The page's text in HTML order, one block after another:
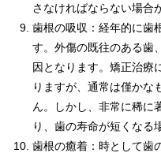
さなければならない場合
歯根の吸収：経年的に歯
す。外傷の既往のある歯
因となります。矯正治療
りますが、通常は僅かな
ん。しかし、非常に稀に
り、歯の寿命が短くなる
歯根の癒着：時として歯